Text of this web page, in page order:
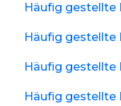
Häufig gestellte
Häufig gestellte
Häufig gestellte
Häufig gestellte